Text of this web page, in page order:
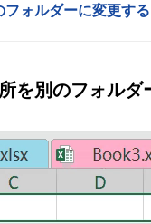
ォルダーに変更する
を別のフォルダ